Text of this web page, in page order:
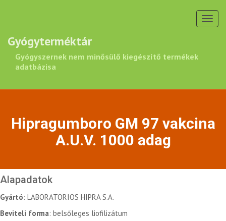
Gyógyterméktár
Gyógyszernek nem minősülő kiegészítő termékek
adatbázisa
Hipragumboro GM 97 vakcina
A.U.V. 1000 adag
Alapadatok
Gyártó: LABORATORIOS HIPRA S.A.
Beviteli forma: belsőleges liofilizátum